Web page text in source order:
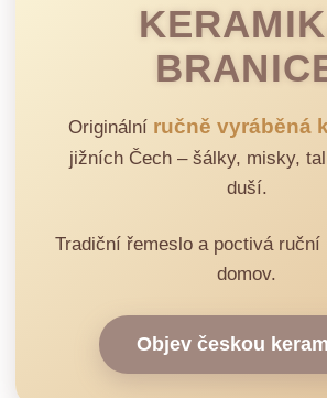
Originální ručně vyráběná
jižních Čech – šálky, misky,
duší.
Tradiční řemeslo a poctivá ruční
domov.
Objev českou